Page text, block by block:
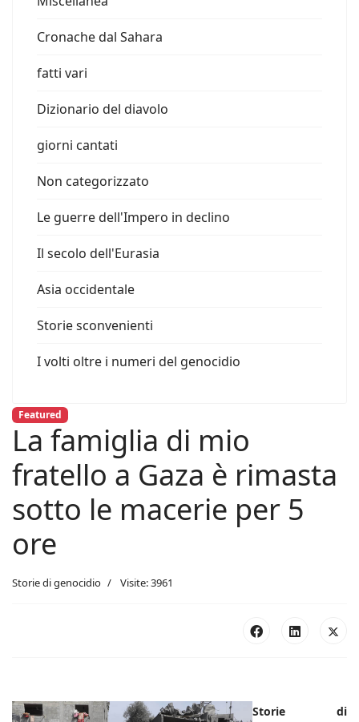
Cronache dal Sahara
fatti vari
Dizionario del diavolo
giorni cantati
Non categorizzato
Le guerre dell'Impero in declino
Il secolo dell'Eurasia
Asia occidentale
Storie sconvenienti
I volti oltre i numeri del genocidio
Featured
La famiglia di mio
fratello a Gaza è rimasta
sotto le macerie per 5
ore
Storie di genocidio Visite: 3961
Storie di